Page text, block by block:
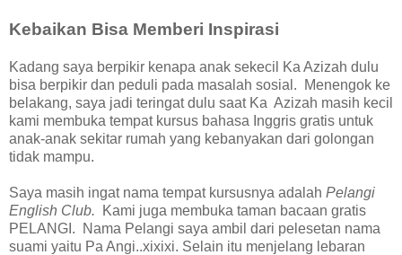
Kebaikan Bisa Memberi Inspirasi
Kadang saya berpikir kenapa anak sekecil Ka Azizah dulu
bisa berpikir dan peduli pada masalah sosial. Menengok ke
belakang, saya jadi teringat dulu saat Ka Azizah masih kecil
kami membuka tempat kursus bahasa Inggris gratis untuk
anak-anak sekitar rumah yang kebanyakan dari golongan
tidak mampu.
Saya masih ingat nama tempat kursusnya adalah Pelangi
English Club.
Kami juga membuka taman bacaan gratis
PELANGI. Nama Pelangi saya ambil dari pelesetan nama
suami yaitu Pa Angi..xixixi. Selain itu menjelang lebaran